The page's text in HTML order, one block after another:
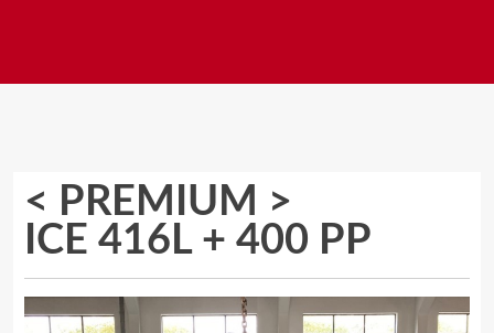
< PREMIUM >
ICE 416L + 400 PP